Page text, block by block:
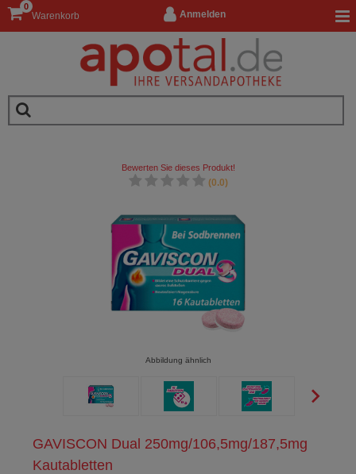
Anmelden
Warenkorb
0
GAVISCON Dual 250mg/106,5mg/187,5mg
Kautabletten
Bewerten Sie dieses Produkt!
(0.0)
Abbildung ähnlich